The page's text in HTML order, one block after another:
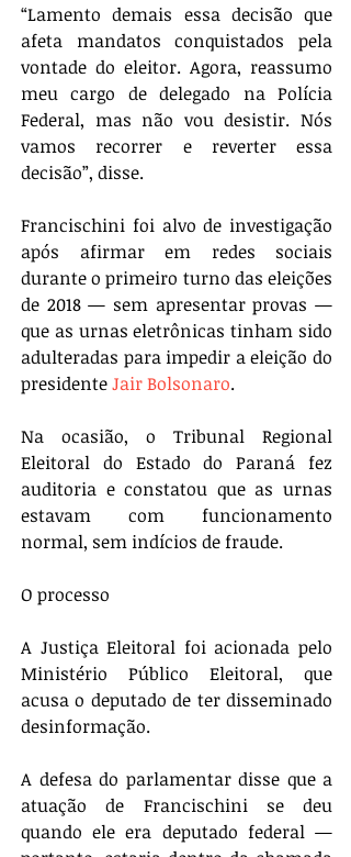
“Lamento demais essa decisão que
afeta mandatos conquistados pela
vontade do eleitor. Agora, reassumo
meu cargo de delegado na Polícia
Federal, mas não vou desistir. Nós
vamos recorrer e reverter essa
decisão”, disse.
Francischini foi alvo de investigação
após afirmar em redes sociais
durante o primeiro turno das eleições
de 2018 — sem apresentar provas —
que as urnas eletrônicas tinham sido
adulteradas para impedir a eleição do
presidente Jair Bolsonaro.
Na ocasião, o Tribunal Regional
Eleitoral do Estado do Paraná fez
auditoria e constatou que as urnas
estavam com funcionamento
normal, sem indícios de fraude.
O processo
A Justiça Eleitoral foi acionada pelo
Ministério Público Eleitoral, que
acusa o deputado de ter disseminado
desinformação.
A defesa do parlamentar disse que a
atuação de Francischini se deu
quando ele era deputado federal —